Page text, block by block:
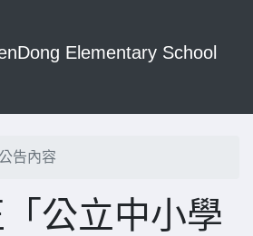
Elementary School
公告內容
公立中小學